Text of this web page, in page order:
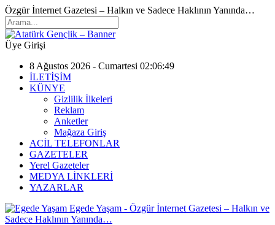
Özgür İnternet Gazetesi – Halkın ve Sadece Haklının Yanında…
Üye Girişi
8 Ağustos 2026 - Cumartesi 02:06:49
İLETİŞİM
KÜNYE
Gizlilik İlkeleri
Reklam
Anketler
Mağaza Giriş
ACİL TELEFONLAR
GAZETELER
Yerel Gazeteler
MEDYA LİNKLERİ
YAZARLAR
Egede Yaşam - Özgür İnternet Gazetesi – Halkın ve
Sadece Haklının Yanında…